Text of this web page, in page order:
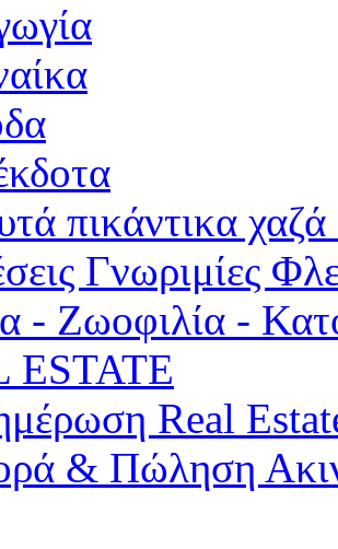
πικάντικα χαζά
Γνωριμίες
- Ζωοφιλία -
ESTATE
Real
& Πώληση